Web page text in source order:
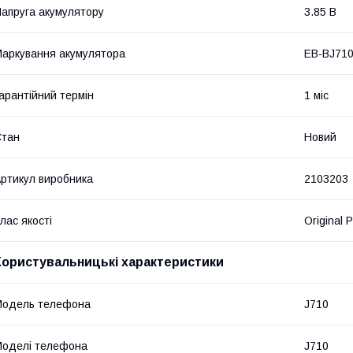
акумулятору 3.85 В
акумулятора EB-
термін 1 міс
Новий
виробника 2103203
якості Original
характеристики
телефона J710
телефона J710